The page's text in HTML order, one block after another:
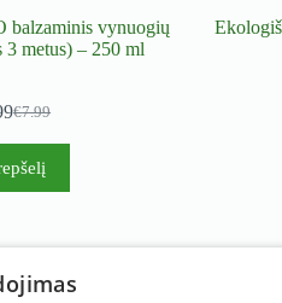
balzaminis vynuogių
3 metus) – 250 ml
€7.99
Original
price
was:
Current
price
is: